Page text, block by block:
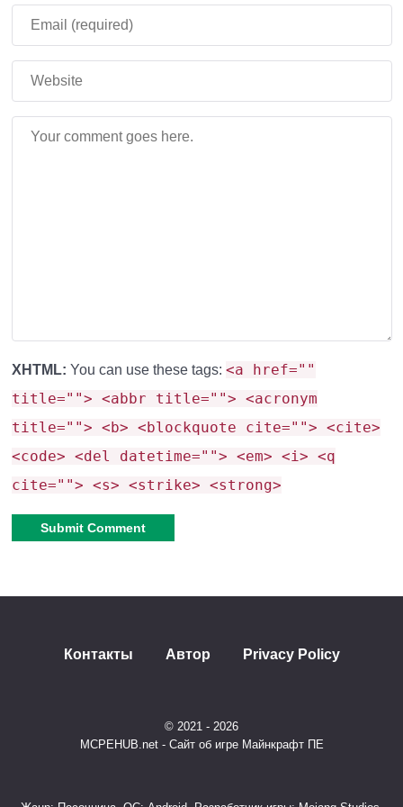
Резервуар для лавы
Хранит до 10 000 ведер жидкости и подключается
к магматорам для генерации энергии.
Перемещают предметы между сундуками и
Да (Dorios
Energy)
Сложность
сети
XHTML: You can use these tags: <a href=""
title=""> <abbr title=""> <acronym
title=""> <b> <blockquote cite=""> <cite>
<code> <del datetime=""> <em> <i> <q
cite=""> <s> <strike> <strong>
Контакты Автор Privacy Policy
© 2021 - 2026
MCPEHUB.net - Сайт об игре Майнкрафт ПЕ